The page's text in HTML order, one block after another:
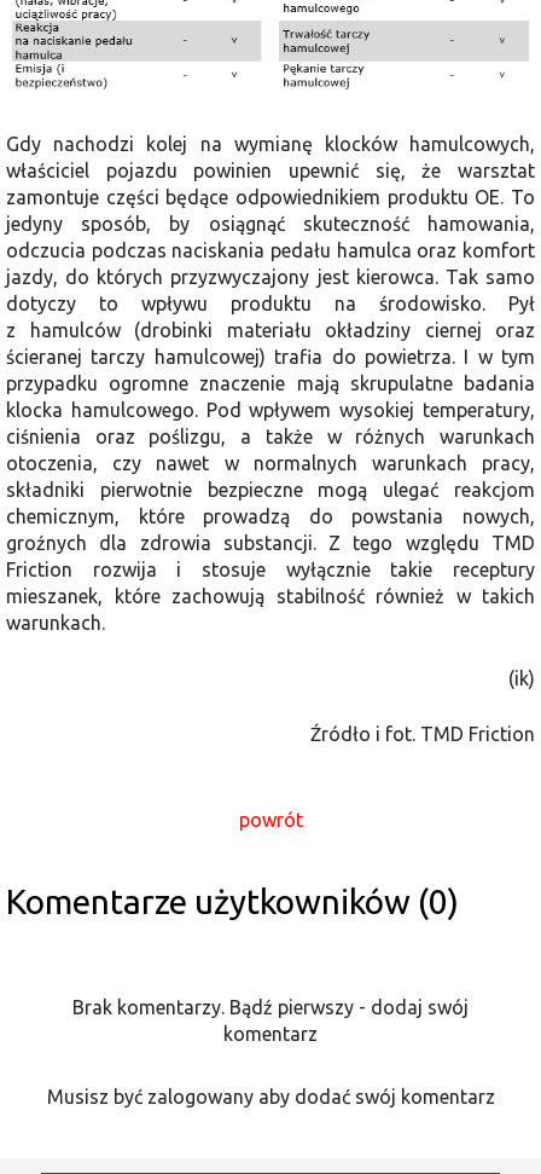
Gdy nachodzi kolej na wymianę klocków hamulcowych,
właściciel pojazdu powinien upewnić się, że warsztat
zamontuje części będące odpowiednikiem produktu OE. To
jedyny sposób, by osiągnąć skuteczność hamowania,
odczucia podczas naciskania pedału hamulca oraz komfort
jazdy, do których przyzwyczajony jest kierowca. Tak samo
dotyczy to wpływu produktu na środowisko. Pył
z hamulców (drobinki materiału okładziny ciernej oraz
ścieranej tarczy hamulcowej) trafia do powietrza. I w tym
przypadku ogromne znaczenie mają skrupulatne badania
klocka hamulcowego. Pod wpływem wysokiej temperatury,
ciśnienia oraz poślizgu, a także w różnych warunkach
otoczenia, czy nawet w normalnych warunkach pracy,
składniki pierwotnie bezpieczne mogą ulegać reakcjom
chemicznym, które prowadzą do powstania nowych,
groźnych dla zdrowia substancji. Z tego względu TMD
Friction rozwija i stosuje wyłącznie takie receptury
mieszanek, które zachowują stabilność również w takich
warunkach.
(ik)
Źródło i fot. TMD Friction
powrót
Komentarze użytkowników (0)
Brak komentarzy. Bądź pierwszy - dodaj swój
komentarz
Musisz być zalogowany aby dodać swój komentarz